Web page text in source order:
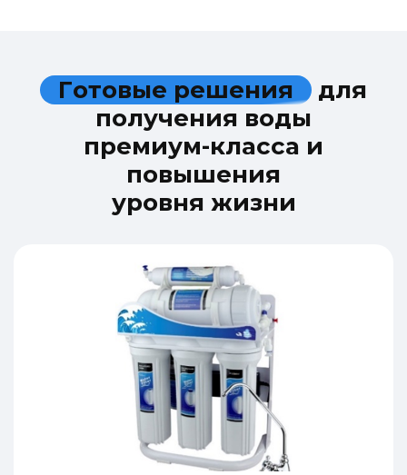
Готовые решения для
получения воды
премиум-класса и
повышения
уровня жизни